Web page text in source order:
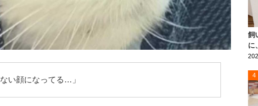
い顔になってる…」
飼
に
4